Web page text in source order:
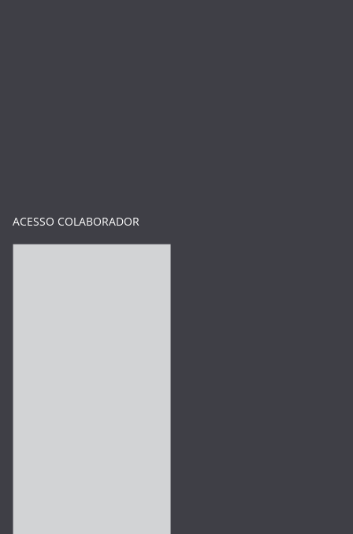
ACESSO COLABORADOR